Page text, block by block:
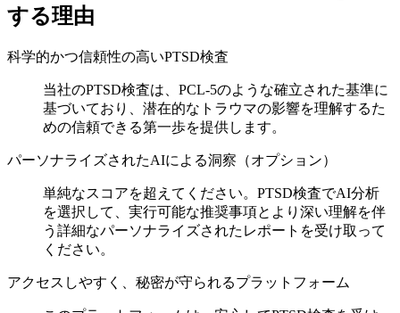
する理由
科学的かつ信頼性の高いPTSD検査
当社のPTSD検査は、PCL-5のような確立された基準に
基づいており、潜在的なトラウマの影響を理解するた
めの信頼できる第一歩を提供します。
パーソナライズされたAIによる洞察（オプション）
単純なスコアを超えてください。PTSD検査でAI分析
を選択して、実行可能な推奨事項とより深い理解を伴
う詳細なパーソナライズされたレポートを受け取って
ください。
アクセスしやすく、秘密が守られるプラットフォーム